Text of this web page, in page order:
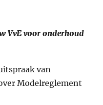
VvE voor onderhoud
van
Modelreglement